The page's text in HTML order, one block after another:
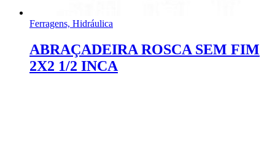
Ferragens, Hidráulica
ABRAÇADEIRA ROSCA SEM FIM
2X2 1/2 INCA